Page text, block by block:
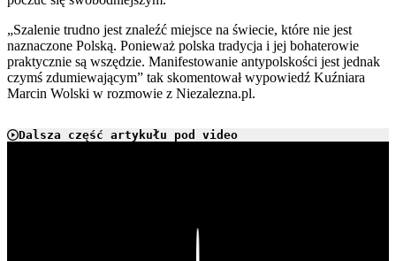
„Szalenie trudno jest znaleźć miejsce na świecie, które nie jest
naznaczone Polską. Ponieważ polska tradycja i jej bohaterowie
praktycznie są wszędzie. Manifestowanie antypolskości jest jednak
czymś zdumiewającym” tak skomentował wypowiedź Kuźniara
Marcin Wolski w rozmowie z Niezalezna.pl.
Dalsza część artykułu pod video